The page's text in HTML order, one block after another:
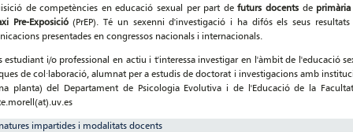
de competències en educació sexual per part defuturs docents de
Pre-Exposició(PrEP). Té un sexenni d'investigació i ha difós els seus
presentades en congressos nacionals i internacionals.
estudiant i/o professional en actiu i t'interessa investigar en l'àmbit de l'educació
de col·laboració, alumnat per a estudis de doctorat i investigacions amb
planta) del Departament de Psicologia Evolutiva i de l'Educació de la
impartides i modalitats docents